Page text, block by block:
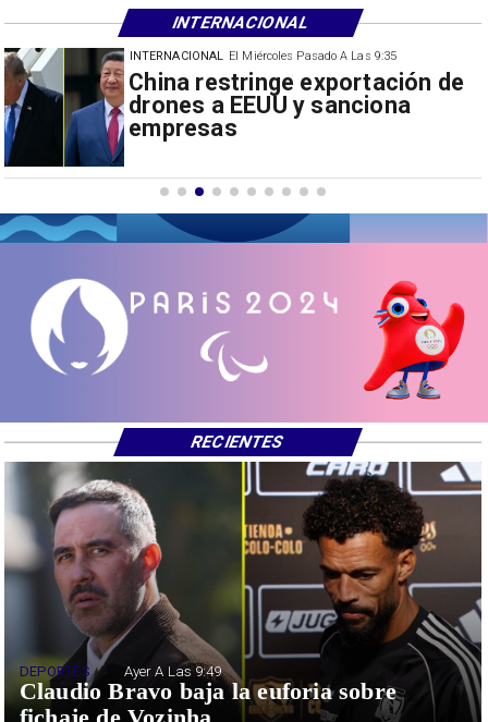
El Miércoles Pasado A Las 9:35
Papa León XIV anuncia gira por
Sudamérica
INTERNACIONAL
INTERNACIONAL
Claudio Bravo baja la euforia sobre
DEPORTES Ayer A Las 9:49
RECIENTES